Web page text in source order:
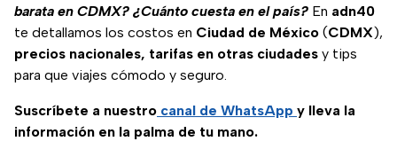
barata en CDMX? ¿Cuánto cuesta en el país? En adn40
te detallamos los costos en Ciudad de México (CDMX),
precios nacionales, tarifas en otras ciudades y tips
para que viajes cómodo y seguro.
Suscríbete a nuestro canal de WhatsApp y lleva la
información en la palma de tu mano.